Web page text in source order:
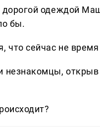
одеждой
бы.
что сейчас не
открыв